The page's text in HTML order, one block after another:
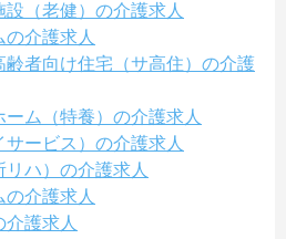
（老健）の介護求人
介護求人
者向け住宅（サ高住）の介護
ム（特養）の介護求人
ービス）の介護求人
ハ）の介護求人
介護求人
護求人